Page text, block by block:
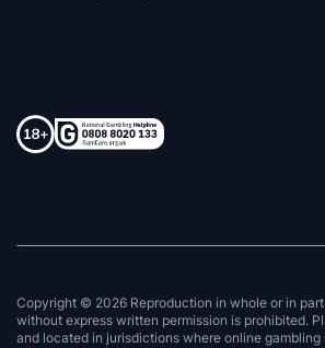
Copyright © 2026 Reproduction in whole or in
without express written permission is prohibited.
and located in jurisdictions where online gambling